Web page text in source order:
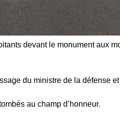
devant le monument aux
du ministre de la défense
au champ d’honneur.